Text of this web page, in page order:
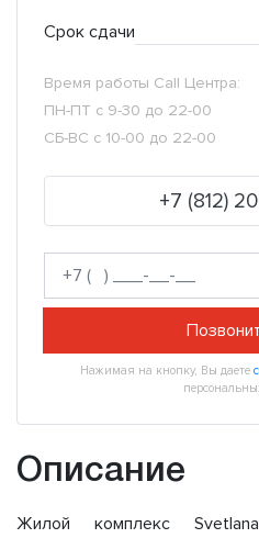
Срок сдачи
Время работы Call Центра:
ПН-ПТ с 9-30 до 22-00
СБ-ВС с 10-00 до 22-00
+7 (812)
Нажимая на кнопку, Вы даете
Описание
Жилой комплекс